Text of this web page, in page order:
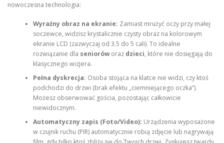
nowoczesna technologia:
Wyraźny obraz na ekranie: Zamiast mrużyć oczy przy małej
soczewce, widzisz krystalicznie czysty obraz na kolorowym
ekranie LCD (zazwyczaj od 3.5 do 5 cali). To idealne
rozwiązanie dla senioróworaz dzieci, które nie dosięgają do
klasycznego wizjera.
Pełna dyskrecja: Osoba stojąca na klatce nie widzi, czy ktoś
podchodzi do drzwi (brak efektu „ciemniejącego oczka”).
Możesz obserwować gościa, pozostając całkowicie
niewidocznym.
Automatyczny zapis (Foto/Video): Urządzenia wyposażone
w czujnik ruchu (PIR) automatycznie robią zdjęcie lub nagrywają